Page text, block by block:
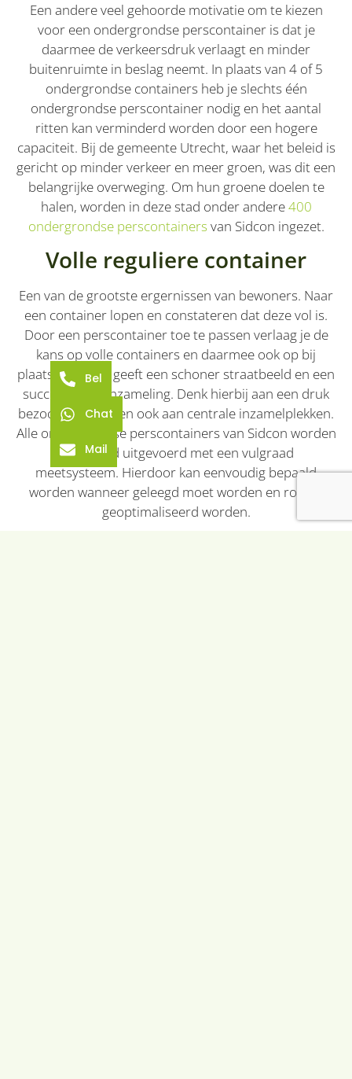
Een andere veel gehoorde motivatie om te kiezen
voor een ondergrondse perscontainer is dat je
daarmee de verkeersdruk verlaagt en minder
buitenruimte in beslag neemt. In plaats van 4 of 5
ondergrondse containers heb je slechts één
ondergrondse perscontainer nodig en het aantal
ritten kan verminderd worden door een hogere
capaciteit. Bij de gemeente Utrecht, waar het beleid is
gericht op minder verkeer en meer groen, was dit een
belangrijke overweging. Om hun groene doelen te
halen, worden in deze stad onder andere400
ondergrondse perscontainers van Sidcon ingezet.
Volle reguliere container
Een van de grootste ergernissen van bewoners. Naar
een container lopen en constateren dat deze vol is.
Door een perscontainer toe te passen verlaag je de
kans op volle containers en daarmee ook op bij
plaatsingen. Dit geeft een schoner straatbeeld en een
succesvollere inzameling. Denk hierbij aan een druk
bezochte locatie en ook aan centrale inzamelplekken.
Alle ondergrondse perscontainers van Sidcon worden
standaard uitgevoerd met een vulgraad
meetsysteem. Hierdoor kan eenvoudig bepaald
worden wanneer geleegd moet worden en routes
geoptimaliseerd worden.
Bel
Chat
Mail